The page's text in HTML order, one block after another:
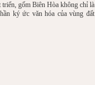
gốm Biên Hòa không chỉ là
ký ức văn hóa của vùng đất